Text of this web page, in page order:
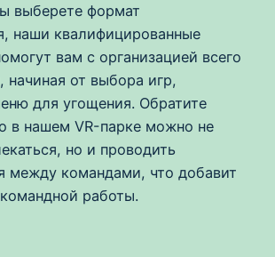
выберете формат
наши квалифицированные
вам с организацией всего
начиная от выбора игр,
для угощения. Обратите
в нашем VR-парке можно не
но и проводить
между командами, что добавит
работы.